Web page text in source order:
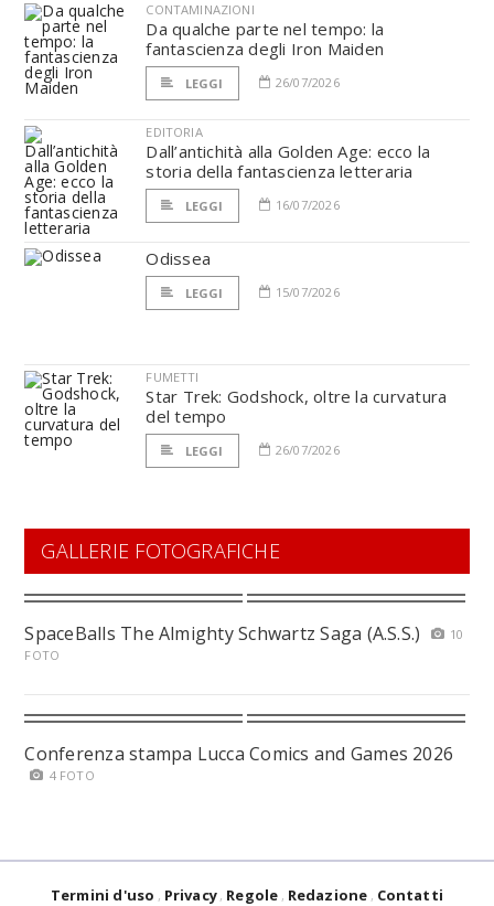
CONTAMINAZIONI
Da qualche parte nel tempo: la
fantascienza degli Iron Maiden
LEGGI 26/07/2026
EDITORIA
Dall’antichità alla Golden Age: ecco la
storia della fantascienza letteraria
LEGGI 16/07/2026
Odissea
LEGGI 15/07/2026
FUMETTI
Star Trek: Godshock, oltre la curvatura
del tempo
LEGGI 26/07/2026
GALLERIE FOTOGRAFICHE
SpaceBalls The Almighty Schwartz Saga (A.S.S.)
10
FOTO
Conferenza stampa Lucca Comics and Games 2026
4 FOTO
Termini d'uso Privacy Regole Redazione Contatti